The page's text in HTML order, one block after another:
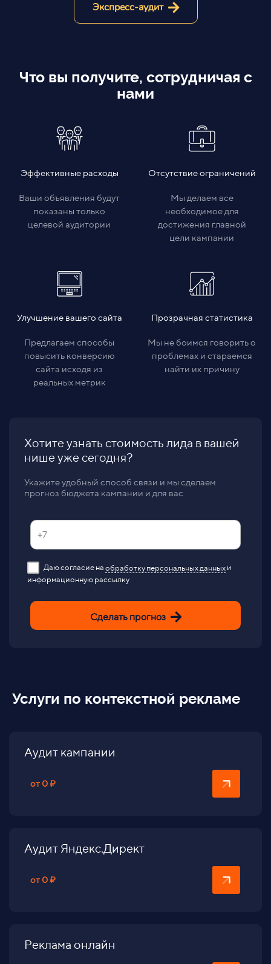
Экспресс-аудит
Что вы получите, сотрудничая с
нами
Эффективные расходы
Ваши объявления будут
показаны только
целевой аудитории
Отсутствие ограничений
Мы делаем все
необходимое для
достижения главной
цели кампании
Улучшение вашего сайта
Предлагаем способы
повысить конверсию
сайта исходя из
реальных метрик
Прозрачная статистика
Мы не боимся говорить о
проблемах и стараемся
найти их причину
Хотите узнать стоимость лида в вашей
нише уже сегодня?
Укажите удобный способ связи и мы сделаем
прогноз бюджета кампании и для вас
Даю согласие на обработку персональных данных и
информационную рассылку
Сделать прогноз
Услуги по контекстной рекламе
Аудит кампании
от 0 ₽
Аудит Яндекс.Директ
от 0 ₽
Реклама онлайн